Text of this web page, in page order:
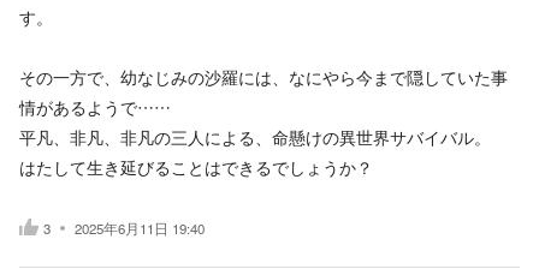
す。
その一方で、幼なじみの沙羅には、なにやら今まで隠していた事
情があるようで……
平凡、非凡、非凡の三人による、命懸けの異世界サバイバル。
はたして生き延びることはできるでしょうか？
3 2025年6月11日 19:40